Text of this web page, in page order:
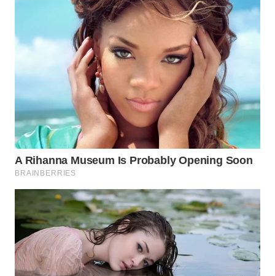
MADURA
SURABAYA
WN
NATUNA
WN
BINTAN
WN
MANDALIKA
WN
LIKUPANG